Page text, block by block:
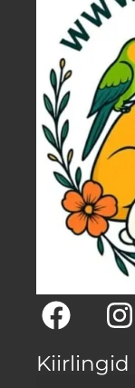
Kiirlingid